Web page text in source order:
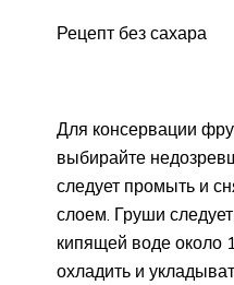
Рецепт без сахара
Для консервации
выбирайте
следует промыть и
слоем. Груши
кипящей воде около
охладить и